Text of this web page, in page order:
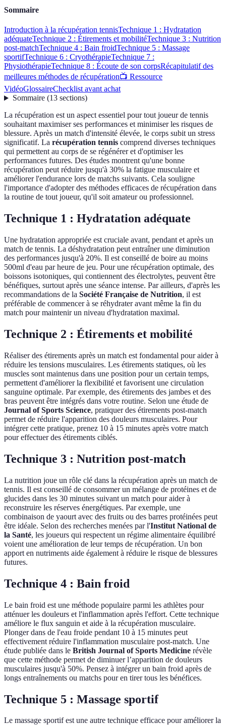
Sommaire
Introduction à la récupération tennisTechnique 1 : Hydratation
adéquateTechnique 2 : Étirements et mobilitéTechnique 3 : Nutrition
post-matchTechnique 4 : Bain froidTechnique 5 : Massage
sportifTechnique 6 : CryothérapieTechnique 7 :
PhysiothérapieTechnique 8 : Écoute de son corpsRécapitulatif des
meilleures méthodes de récupération📺 Ressource
VidéoGlossaireChecklist avant achat
Sommaire(13 sections)
La récupération est un aspect essentiel pour tout joueur de tennis
souhaitant maximiser ses performances et minimiser les risques de
blessure. Après un match d'intensité élevée, le corps subit un stress
significatif. La récupération tennis comprend diverses techniques
qui permettent au corps de se régénérer et d'optimiser les
performances futures. Des études montrent qu'une bonne
récupération peut réduire jusqu'à 30% la fatigue musculaire et
améliorer l'endurance lors de matchs suivants. Cela souligne
l'importance d'adopter des méthodes efficaces de récupération dans
la routine de tout joueur, qu'il soit amateur ou professionnel.
Technique 1 : Hydratation adéquate
Une hydratation appropriée est cruciale avant, pendant et après un
match de tennis. La déshydratation peut entraîner une diminution
des performances jusqu'à 20%. Il est conseillé de boire au moins
500ml d'eau par heure de jeu. Pour une récupération optimale, des
boissons isotoniques, qui contiennent des électrolytes, peuvent être
bénéfiques, surtout après une séance intense. Par ailleurs, d'après les
recommandations de la Société Française de Nutrition, il est
préférable de commencer à se réhydrater avant même la fin du
match pour maintenir un niveau d'hydratation maximal.
Technique 2 : Étirements et mobilité
Réaliser des étirements après un match est fondamental pour aider à
réduire les tensions musculaires. Les étirements statiques, où les
muscles sont maintenus dans une position pour un certain temps,
permettent d'améliorer la flexibilité et favorisent une circulation
sanguine optimale. Par exemple, des étirements des jambes et des
bras peuvent être intégrés dans votre routine. Selon une étude de
Journal of Sports Science, pratiquer des étirements post-match
permet de réduire l'apparition des douleurs musculaires. Pour
intégrer cette pratique, prenez 10 à 15 minutes après votre match
pour effectuer des étirements ciblés.
Technique 3 : Nutrition post-match
La nutrition joue un rôle clé dans la récupération après un match de
tennis. Il est conseillé de consommer un mélange de protéines et de
glucides dans les 30 minutes suivant un match pour aider à
reconstruire les réserves énergétiques. Par exemple, une
combinaison de yaourt avec des fruits ou des barres protéinées peut
être idéale. Selon des recherches menées par l'Institut National de
la Santé, les joueurs qui respectent un régime alimentaire équilibré
voient une amélioration de leur temps de récupération. Un bon
apport en nutriments aide également à réduire le risque de blessures
futures.
Technique 4 : Bain froid
Le bain froid est une méthode populaire parmi les athlètes pour
atténuer les douleurs et l'inflammation après l'effort. Cette technique
améliore le flux sanguin et aide à la récupération musculaire.
Plonger dans de l'eau froide pendant 10 à 15 minutes peut
effectivement réduire l'inflammation musculaire post-match. Une
étude publiée dans le British Journal of Sports Medicine révèle
que cette méthode permet de diminuer l’apparition de douleurs
musculaires jusqu'à 50%. Pensez à intégrer un bain froid après de
longs entraînements ou matchs pour en tirer tous les bénéfices.
Technique 5 : Massage sportif
Le massage sportif est une autre technique efficace pour améliorer la